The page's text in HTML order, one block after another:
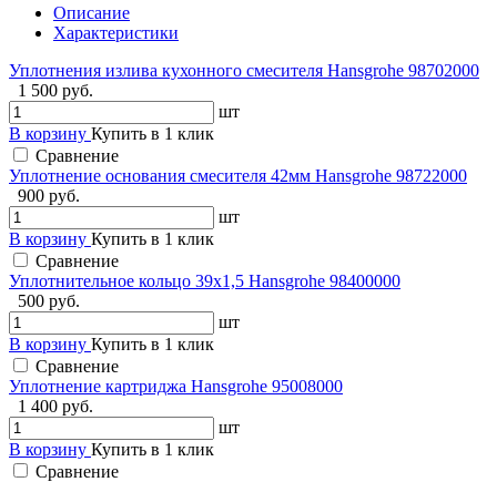
Описание
Характеристики
Уплотнения излива кухонного смесителя Hansgrohe 98702000
1 500 руб.
шт
В корзину Купить в 1 клик
Сравнение
Уплотнение основания смесителя 42мм Hansgrohe 98722000
900 руб.
шт
В корзину Купить в 1 клик
Сравнение
Уплотнительное кольцо 39x1,5 Hansgrohe 98400000
500 руб.
шт
В корзину Купить в 1 клик
Сравнение
Уплотнение картриджа Hansgrohe 95008000
1 400 руб.
шт
В корзину Купить в 1 клик
Сравнение